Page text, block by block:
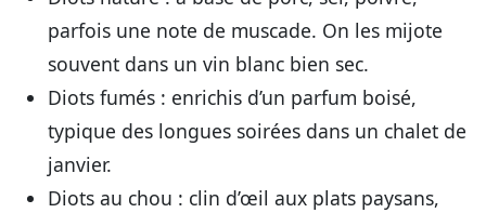
parfois une note de muscade. On les mijote
souvent dans un vin blanc bien sec.
Diots fumés : enrichis d’un parfum boisé,
typique des longues soirées dans un chalet de
janvier.
Diots au chou : clin d’œil aux plats paysans,